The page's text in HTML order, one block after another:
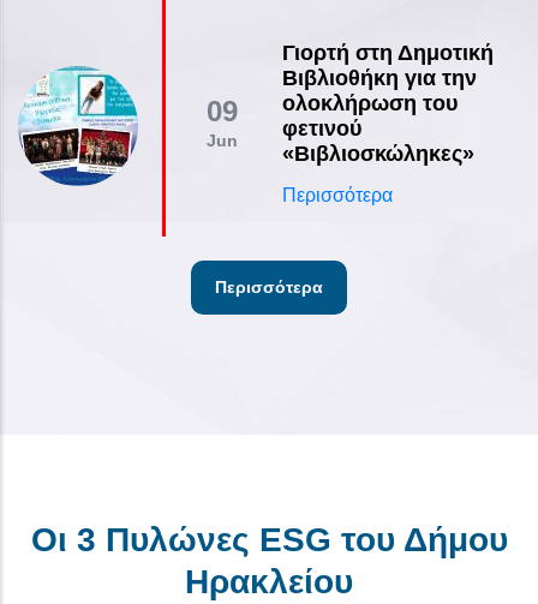
09
Jun
Γιορτή στη Δημοτική
Βιβλιοθήκη για την
ολοκλήρωση του
φετινού
«Βιβλιοσκώληκες»
Περισσότερα
Περισσότερα
Οι 3 Πυλώνες ESG του Δήμου
Ηρακλείου